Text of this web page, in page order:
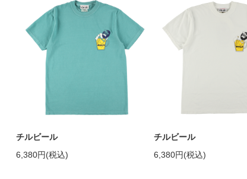
チルビール
6,380円(税込)
チルビール
6,380円(税込)